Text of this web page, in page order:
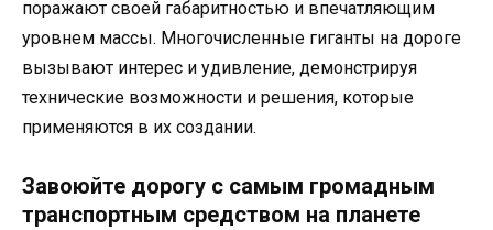
поражают своей габаритностью и впечатляющим
уровнем массы. Многочисленные гиганты на дороге
вызывают интерес и удивление, демонстрируя
технические возможности и решения, которые
применяются в их создании.
Завоюйте дорогу с самым громадным
транспортным средством на планете